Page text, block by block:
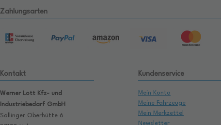
Zahlungsarten
Kontakt
Werner Lott Kfz- und
Industriebedarf GmbH
Sollinger Oberhütte 6
Kundenservice
Mein Konto
Meine Fahrzeuge
Mein Merkzettel
Newsletter